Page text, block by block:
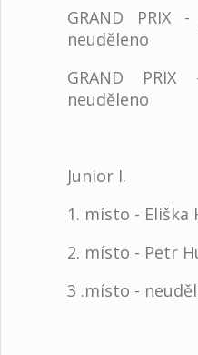
GRAND PRIX
neuděleno
GRAND
neuděleno
Junior I.
1. místo - Eliška
2. místo - Petr
3 .místo -